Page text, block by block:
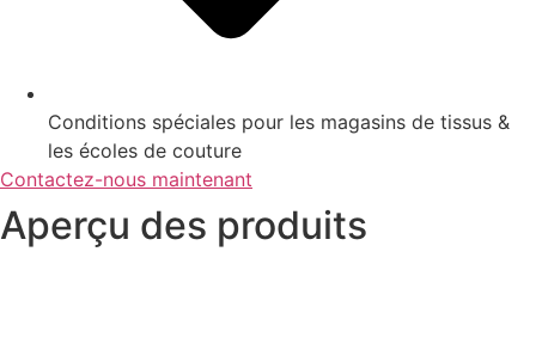
Conditions spéciales pour les magasins de tissus &
les écoles de couture
Contactez-nous maintenant
Aperçu des produits